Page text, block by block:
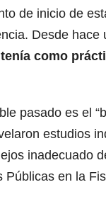
de inicio de
Desde hace
como
pasado es el
estudios
inadecuado
en la